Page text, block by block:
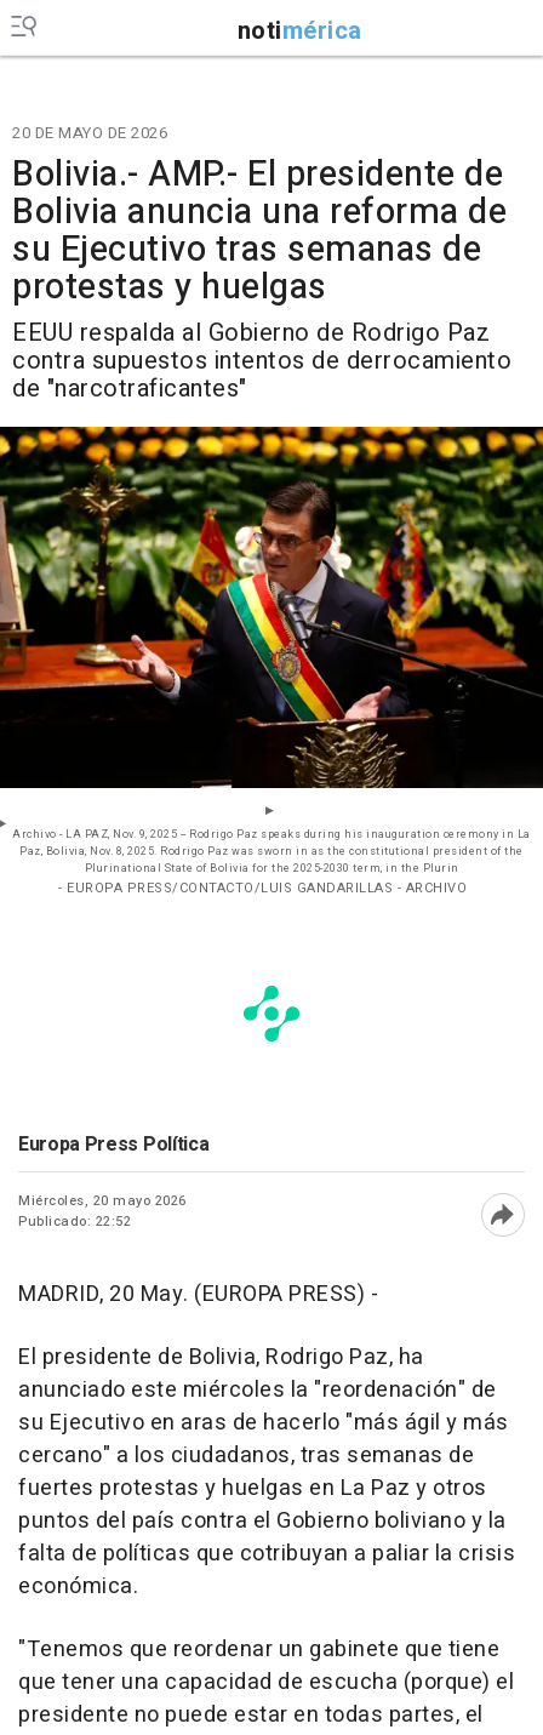
notimérica
20 DE MAYO DE 2026
Bolivia.- AMP.- El presidente de
Bolivia anuncia una reforma de
su Ejecutivo tras semanas de
protestas y huelgas
EEUU respalda al Gobierno de Rodrigo Paz
contra supuestos intentos de derrocamiento
de "narcotraficantes"
Archivo - LA PAZ, Nov. 9, 2025 -- Rodrigo Paz speaks during his inauguration ceremony in La
Paz, Bolivia, Nov. 8, 2025. Rodrigo Paz was sworn in as the constitutional president of the
Plurinational State of Bolivia for the 2025-2030 term, in the Plurin
- EUROPA PRESS/CONTACTO/LUIS GANDARILLAS - ARCHIVO
Europa Press Política
Miércoles, 20 mayo 2026
Publicado: 22:52
MADRID, 20 May. (EUROPA PRESS) -
El presidente de Bolivia, Rodrigo Paz, ha
anunciado este miércoles la "reordenación" de
su Ejecutivo en aras de hacerlo "más ágil y más
cercano" a los ciudadanos, tras semanas de
fuertes protestas y huelgas en La Paz y otros
puntos del país contra el Gobierno boliviano y la
falta de políticas que cotribuyan a paliar la crisis
económica.
"Tenemos que reordenar un gabinete que tiene
que tener una capacidad de escucha (porque) el
presidente no puede estar en todas partes, el